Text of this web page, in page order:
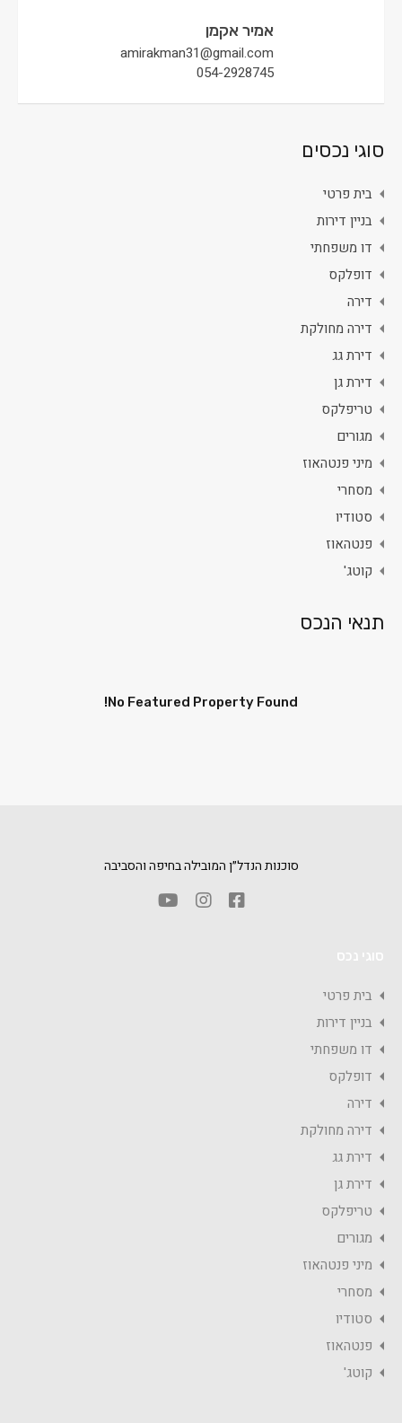
אמיר אקמן
amirakman31@gmail.com
054-2928745
סוגי נכסים
בית פרטי
בניין דירות
דו משפחתי
דופלקס
דירה
דירה מחולקת
דירת גג
דירת גן
טריפלקס
מגורים
מיני פנטהאוז
מסחרי
סטודיו
פנטהאוז
קוטג'
תנאי הנכס
No Featured Property Found!
סוכנות הנדל״ן המובילה בחיפה והסביבה
בית פרטי
בניין דירות
דו משפחתי
דופלקס
דירה
דירה מחולקת
דירת גג
דירת גן
טריפלקס
מגורים
מיני פנטהאוז
מסחרי
סטודיו
פנטהאוז
קוטג'